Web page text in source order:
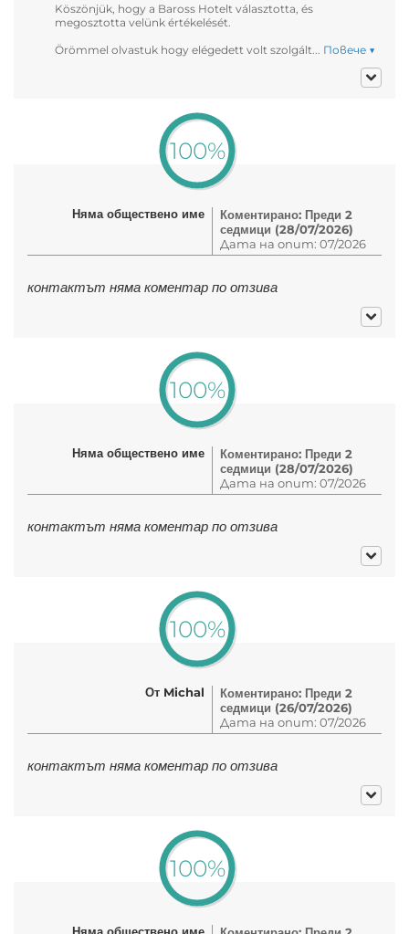
Köszönjük, hogy a Baross Hotelt választotta, és
megosztotta velünk értékelését.
Örömmel olvastuk hogy elégedett volt szolgált... Повече ▼
100%
Няма обществено име
Коментирано: Преди 2
седмици (28/07/2026)
Дата на опит: 07/2026
контактът няма коментар по отзива
100%
Няма обществено име
Коментирано: Преди 2
седмици (28/07/2026)
Дата на опит: 07/2026
контактът няма коментар по отзива
100%
От Michal
Коментирано: Преди 2
седмици (26/07/2026)
Дата на опит: 07/2026
контактът няма коментар по отзива
100%